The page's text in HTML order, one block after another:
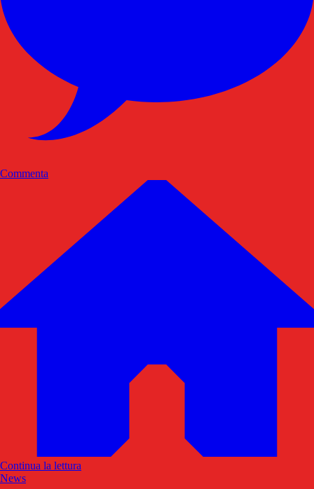
Commenta
Continua la lettura
News